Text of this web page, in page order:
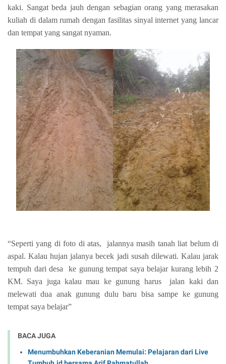
kaki. Sangat beda jauh dengan sebagian orang yang merasakan
kuliah di dalam rumah dengan fasilitas sinyal internet yang lancar
dan tempat yang sangat nyaman.
“Seperti yang di foto di atas,
jalannya masih tanah liat belum di
aspal. Kalau hujan jalanya becek jadi susah dilewati. Kalau jarak
tempuh dari desa
ke gunung tempat saya belajar kurang lebih 2
KM. Saya juga kalau mau ke gunung harus
jalan kaki dan
melewati dua anak gunung dulu baru bisa sampe ke gunung
tempat saya belajar”
BACA JUGA
Menumbuhkan Keberanian Memulai: Pelajaran dari Live